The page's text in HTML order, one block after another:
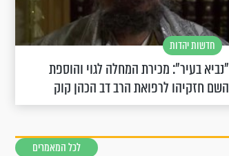
חדשות יהדות
"נביא בעיר": מכירת המחלה לגוי והוספת
השם חזקיהו לרפואת הרב דב הכהן קוק
לכל המאמרים